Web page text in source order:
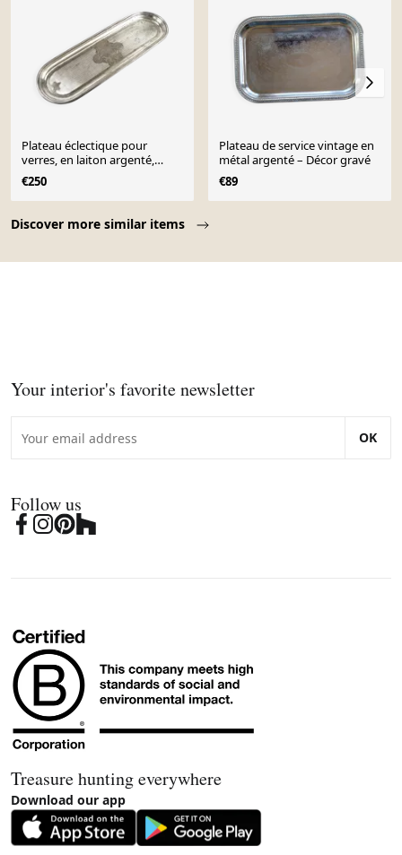
Discover more similar items
Plateau éclectique pour
verres, en laiton argenté,
WMF, Allemagne, 19ème siècle
€250
Plateau de service vintage en
métal argenté – Décor gravé
€89
Your interior's favorite newsletter
OK
Follow us
Treasure hunting everywhere
Download our app